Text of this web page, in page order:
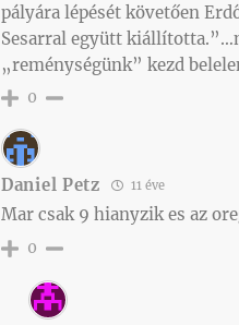
pályára lépését követően
Sesarral együtt
„reménységünk” kezd
0
Daniel Petz 11 éve
Mar csak 9 hianyzik es az
0